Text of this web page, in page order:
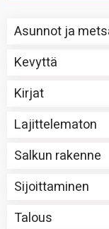
Asunnot ja
Kevyttä
Kirjat
Lajittelematon
Salkun rakenne
Sijoittaminen
Talous